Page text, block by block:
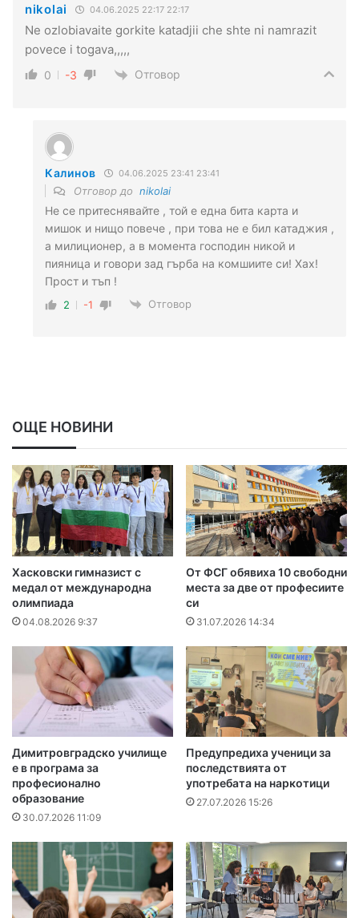
nikolai 04.06.2025 22:17 22:17
Ne ozlobiavaite gorkite katadjii che shte ni namrazit
povece i togava,,,,,
0 -3 Отговор
Калинов 04.06.2025 23:41 23:41
Отговор до nikolai
Не се притеснявайте , той е една бита карта и
мишок и нищо повече , при това не е бил катаджия ,
а милиционер, а в момента господин никой и
пияница и говори зад гърба на комшиите си! Хах!
Прост и тъп !
2 -1 Отговор
ОЩЕ НОВИНИ
Хасковски гимназист с
медал от международна
олимпиада
04.08.2026 9:37
От ФСГ обявиха 10 свободни
места за две от професиите
си
31.07.2026 14:34
Димитровградско училище
е в програма за
професионално
образование
30.07.2026 11:09
Предупредиха ученици за
последствията от
употребата на наркотици
27.07.2026 15:26